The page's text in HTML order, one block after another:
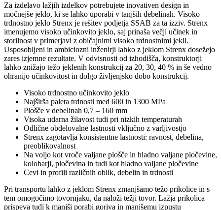
Za izdelavo lažjih izdelkov potrebujete inovativen design in
močnejše jeklo, ki se lahko uporabi v tanjših debelinah. Visoko
trdnostno jeklo Strenx je rešitev podjetja SSAB za ta izziv. Strenx
imenujemo visoko učinkovito jeklo, saj prinaša večji učinek in
storilnost v primerjavi z običajnimi visoko trdnostnimi jekli.
Usposobljeni in ambiciozni inženirji lahko z jeklom Strenx dosežejo
zares izjemne rezultate. V odvisnosti od izhodišča, konstruktorji
lahko znižajo težo jeklenih konstrukcij za 20, 30, 40 % in še vedno
ohranijo učinkovitost in dolgo življenjsko dobo konstrukcij.
Visoko trdnostno učinkovito jeklo
Najširša paleta trdnosti med 600 in 1300 MPa
Plošče v debelinah 0,7 – 160 mm
Visoka udarna žilavost tudi pri nizkih temperaturah
Odlične obdelovalne lastnosti vključno z varljivostjo
Strenx zagotavlja konsistentne lastnosti: ravnost, debelina,
preoblikovalnost
Na voljo kot vroče valjane plošče in hladno valjane pločevine,
kolobarji, pločevina in tudi kot hladno valjane pločevine
Cevi in profili različnih oblik, debelin in trdnosti
Pri transportu lahko z jeklom Strenx zmanjšamo težo prikolice in s
tem omogočimo tovornjaku, da naloži težji tovor. Lažja prikolica
prispeva tudi k manjši porabi goriva in manjšemu izpustu